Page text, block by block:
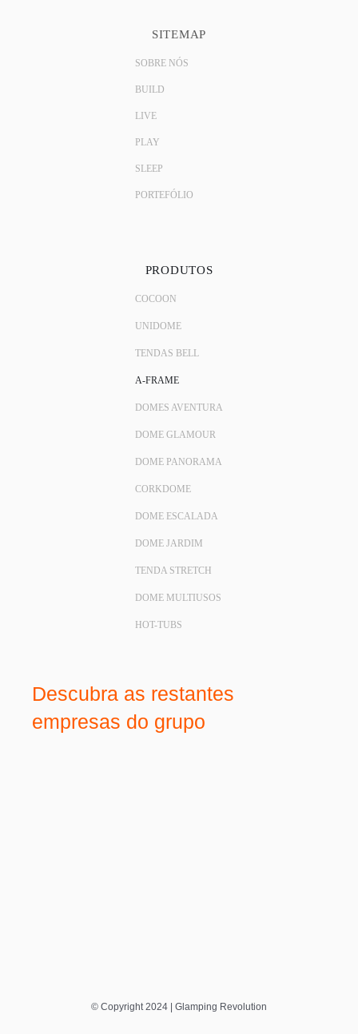
SITEMAP
SOBRE NÓS
BUILD
LIVE
PLAY
SLEEP
PORTEFÓLIO
PRODUTOS
COCOON
UNIDOME
TENDAS BELL
A-FRAME
DOMES AVENTURA
DOME GLAMOUR
DOME PANORAMA
CORKDOME
DOME ESCALADA
DOME JARDIM
TENDA STRETCH
DOME MULTIUSOS
HOT-TUBS
Descubra as restantes
empresas do grupo
© Copyright 2024 | Glamping Revolution